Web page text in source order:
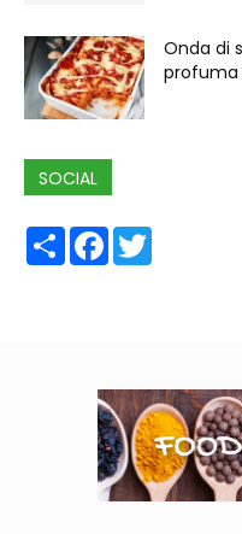
Onda di
profuma
SOCIAL
ShareFacebook